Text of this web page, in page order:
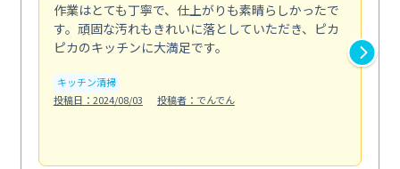
作業はとても丁寧で、仕上がりも素晴らしかったで
す。頑固な汚れもきれいに落としていただき、ピカ
ピカのキッチンに大満足です。
キッチン清掃
投稿日：2024/08/03
投稿者：でんでん